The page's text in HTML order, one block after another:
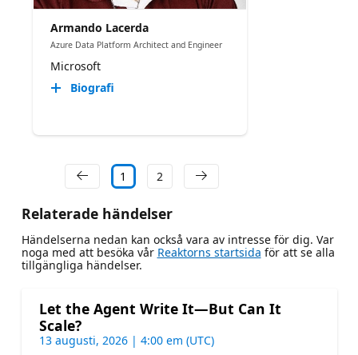
Armando Lacerda
Azure Data Platform Architect and Engineer
Microsoft
Biografi
1 2
Relaterade händelser
Händelserna nedan kan också vara av intresse för dig. Var
noga med att besöka vår Reaktorns startsida för att se alla
tillgängliga händelser.
Let the Agent Write It—But Can It
Scale?
13 augusti, 2026 | 4:00 em (UTC)